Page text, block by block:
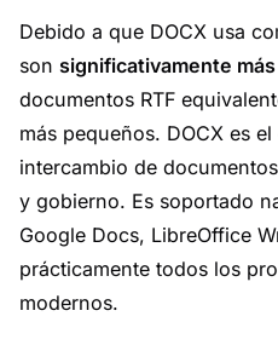
Debido a que DOCX usa
son significativamente
documentos RTF
más pequeños. DOCX es
intercambio de
y gobierno. Es soportado
Google Docs, LibreOffice
prácticamente todos los
modernos.